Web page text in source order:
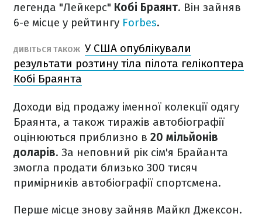
легенда "Лейкерс" Кобі Браянт. Він зайняв
6-е місце у рейтингу Forbes.
ДИВІТЬСЯ ТАКОЖ У США опублікували
результати розтину тіла пілота гелікоптера
Кобі Браянта
Доходи від продажу іменної колекції одягу
Браянта, а також тиражів автобіографії
оцінюються приблизно в 20 мільйонів
доларів. За неповний рік сім'я Брайанта
змогла продати близько 300 тисяч
примірників автобіографії спортсмена.
Перше місце знову зайняв Майкл Джексон.